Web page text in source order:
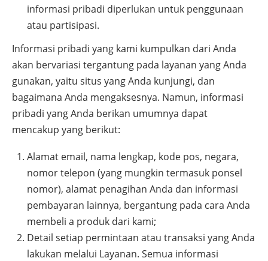
informasi pribadi diperlukan untuk penggunaan
atau partisipasi.
Informasi pribadi yang kami kumpulkan dari Anda
akan bervariasi tergantung pada layanan yang Anda
gunakan, yaitu situs yang Anda kunjungi, dan
bagaimana Anda mengaksesnya. Namun, informasi
pribadi yang Anda berikan umumnya dapat
mencakup yang berikut:
Alamat email, nama lengkap, kode pos, negara,
nomor telepon (yang mungkin termasuk ponsel
nomor), alamat penagihan Anda dan informasi
pembayaran lainnya, bergantung pada cara Anda
membeli a produk dari kami;
Detail setiap permintaan atau transaksi yang Anda
lakukan melalui Layanan. Semua informasi